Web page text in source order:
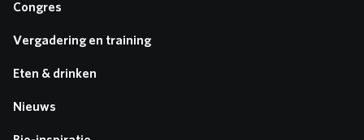
Congres
Vergadering en training
Eten & drinken
Nieuws